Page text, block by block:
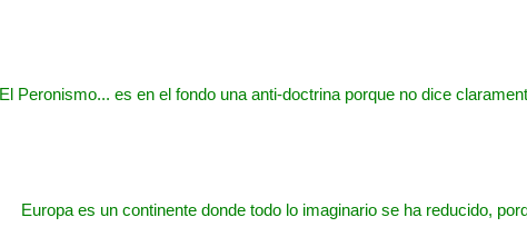
El Peronismo... es en el fondo una anti-doctrina porque no dice
Europa es un continente donde todo lo imaginario se ha reducido,